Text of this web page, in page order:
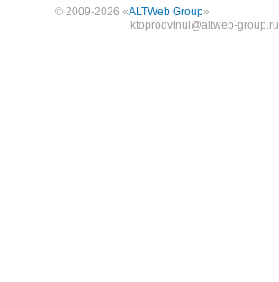
© 2009-2026 «ALTWeb Group»
ktoprodvinul@altweb-group.ru